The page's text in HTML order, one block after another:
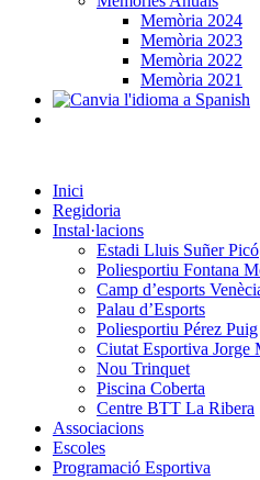
Memòria 2024
Memòria 2023
Memòria 2022
Memòria 2021
Inici
Regidoria
Instal·lacions
Estadi Lluis Suñer Picó
Poliesportiu Fontana
Camp d’esports
Palau d’Esports
Poliesportiu Pérez Puig
Ciutat Esportiva Jorge
Nou Trinquet
Piscina Coberta
Centre BTT La Ribera
Associacions
Escoles
Programació Esportiva